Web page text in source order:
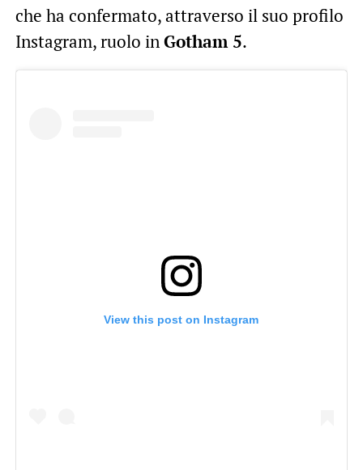
che ha confermato, attraverso il suo profilo
Instagram, ruolo inGotham 5.
View this post on Instagram